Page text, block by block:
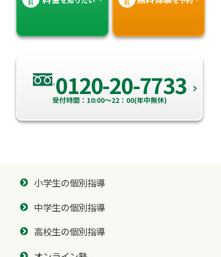
料 料
0120-20-7733
受付時間：10:00～22：00(年中無休)
小学生の個別指導
中学生の個別指導
高校生の個別指導